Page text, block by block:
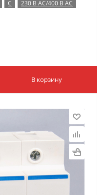
C 230 В AC/400 В AC
В корзину